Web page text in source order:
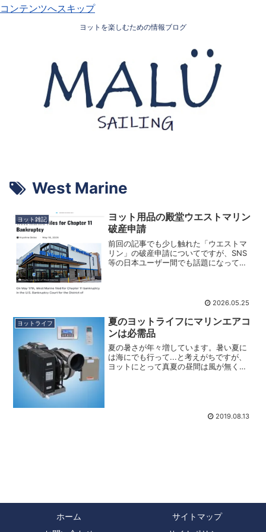
コンテンツへスキップ
ヨットを楽しむための情報ブログ
West Marine
ヨット雑記
ヨット用品の殿堂ウエストマリン
破産申請
前回の記事でも少し触れた「ウエストマ
リン」の破産申請についてですが、SNS
等の日本ユーザー間でも話題になってお
2026.05.25
ヨットライフ
夏のヨットライフにマリンエアコ
ンは必需品
夏の暑さが年々増しています。暑い夏に
は海にでも行って...と考えがちですが、
ヨットにとって真夏の昼間は風が無く海
2019.08.13
ホーム
サイトマップ